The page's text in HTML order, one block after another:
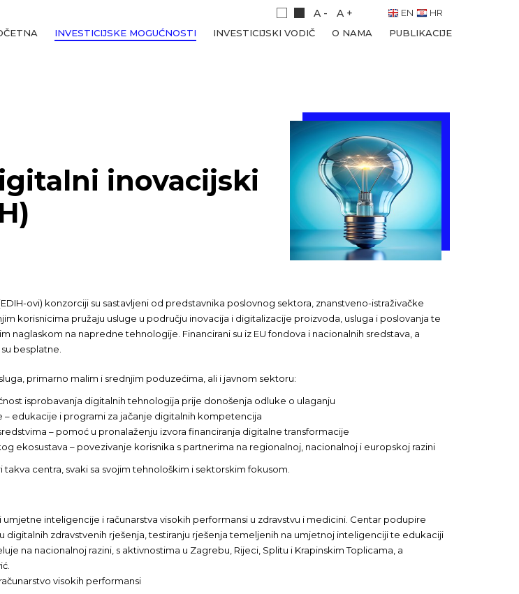
A - A + EN
HR
INVESTICIJSKE MOGUĆNOSTI INVESTICIJSKI VODIČ O NAMA PUBLIKACIJE
inovacijski
ovi) konzorciji su sastavljeni od predstavnika poslovnog sektora, znanstveno-istraživačke
korisnicima pružaju usluge u području inovacija i digitalizacije proizvoda, usluga i poslovanja te
naglaskom na napredne tehnologije. Financirani su iz EU fondova i nacionalnih sredstava, a
besplatne.
primarno malim i srednjim poduzećima, ali i javnom sektoru:
isprobavanja digitalnih tehnologija prije donošenja odluke o ulaganju
– edukacije i programi za jačanje digitalnih kompetencija
– pomoć u pronalaženju izvora financiranja digitalne transformacije
ekosustava – povezivanje korisnika s partnerima na regionalnoj, nacionalnoj i europskoj razini
centra, svaki sa svojim tehnološkim i sektorskim fokusom.
inteligencije i računarstva visokih performansi u zdravstvu i medicini. Centar podupire
digitalnih zdravstvenih rješenja, testiranju rješenja temeljenih na umjetnoj inteligenciji te edukaciji
na nacionalnoj razini, s aktivnostima u Zagrebu, Rijeci, Splitu i Krapinskim Toplicama, a
visokih performansi